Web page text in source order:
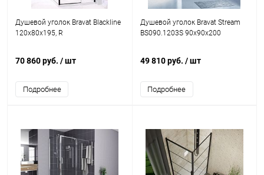
Душевой уголок Bravat Blackline
120х80х195, R
70 860 руб. / шт
Подробнее
Душевой уголок Bravat Stream
BS090.1203S 90х90х200
49 810 руб. / шт
Подробнее